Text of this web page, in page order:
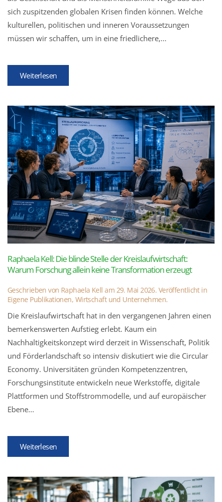
sich zuspitzenden globalen Krisen finden können. Welche
kulturellen, politischen und inneren Voraussetzungen
müssen wir schaffen, um in eine friedlichere,...
Weiterlesen
Raphaela Kell: Die blinde Stelle der Kreislaufwirtschaft:
Warum Forschung allein keine Transformation erzeugt
Geschrieben von Raphaela Kell am 29. Mai 2026. Veröffentlicht in
Eigene Publikationen, Wirtschaft und Unternehmen.
Die Kreislaufwirtschaft hat in den vergangenen Jahren einen
bemerkenswerten Aufstieg erlebt. Kaum ein
Nachhaltigkeitskonzept wird derzeit in Wissenschaft, Politik
und Förderlandschaft so intensiv diskutiert wie die Circular
Economy. Universitäten gründen Kompetenzzentren,
Forschungsinstitute entwickeln neue Werkstoffe, digitale
Plattformen und Stoffstrommodelle, und auf europäischer
Ebene...
Weiterlesen